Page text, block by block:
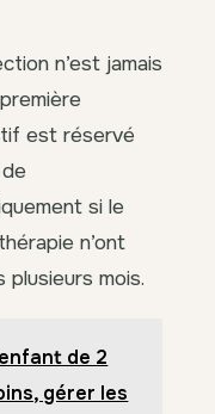
n’est jamais
est réservé
si le
n’ont
mois.
de 2
gérer les